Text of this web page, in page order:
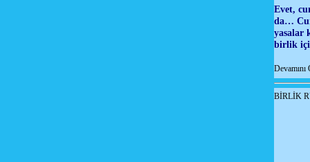
Evet,
da…
yasalar
birlik
Devamını
BİRLİK